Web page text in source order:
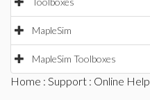
MapleSim
MapleSim Toolboxes
Home : Support : Online Help